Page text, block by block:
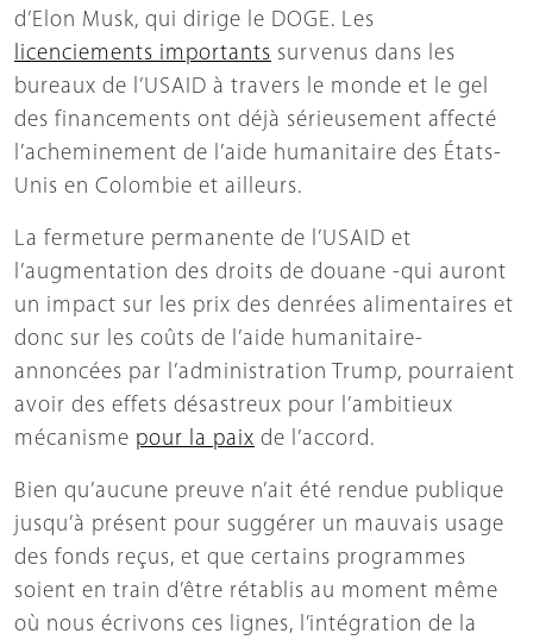
d’Elon Musk, qui dirige le DOGE. Les
licenciements importants survenus dans les
bureaux de l’USAID à travers le monde et le gel
des financements ont déjà sérieusement affecté
l’acheminement de l’aide humanitaire des États-
Unis en Colombie et ailleurs.
La fermeture permanente de l’USAID et
l’augmentation des droits de douane -qui auront
un impact sur les prix des denrées alimentaires et
donc sur les coûts de l’aide humanitaire-
annoncées par l’administration Trump, pourraient
avoir des effets désastreux pour l’ambitieux
mécanisme pour la paix de l’accord.
Bien qu’aucune preuve n’ait été rendue publique
jusqu’à présent pour suggérer un mauvais usage
des fonds reçus, et que certains programmes
soient en train d’être rétablis au moment même
où nous écrivons ces lignes, l’intégration de la